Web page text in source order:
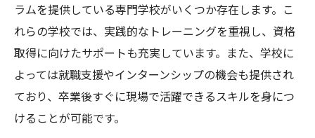
ラムを提供している専門学校がいくつか存在します。こ
れらの学校では、実践的なトレーニングを重視し、資格
取得に向けたサポートも充実しています。また、学校に
よっては就職支援やインターンシップの機会も提供され
ており、卒業後すぐに現場で活躍できるスキルを身につ
けることが可能です。